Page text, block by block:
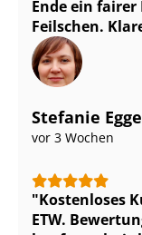
Ende ein
Feilschen.
Stefanie
vor 3 Wochen
Kostenloses
ETW.